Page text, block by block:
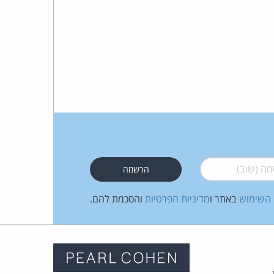
(שוב)*
השימוש באתר ומדיניות הפרטיות והסכמת להם.